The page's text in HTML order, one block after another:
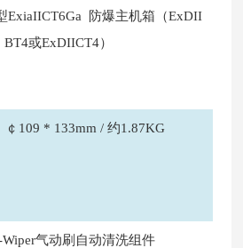
ExiaIICT6Ga 防爆主机箱（ExDII
BT4或ExDIICT4）
￠109 * 133mm / 约1.87KG
气动刷自动清洗组件